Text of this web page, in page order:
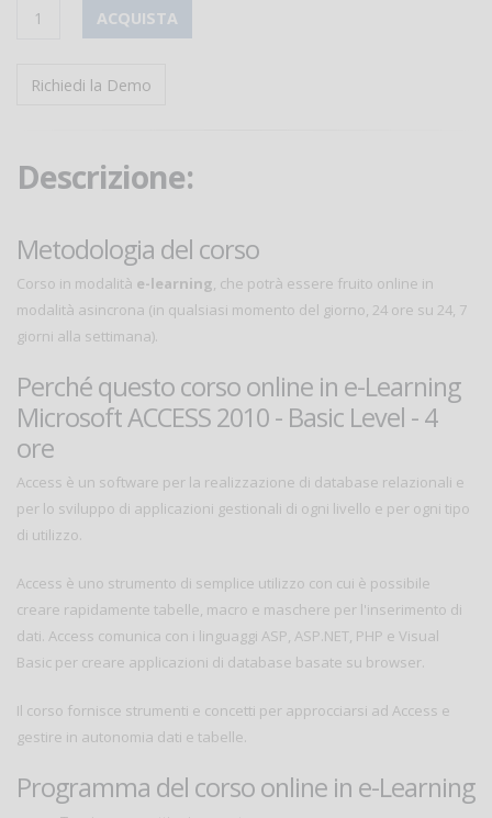
ACQUISTA
Richiedi la Demo
Descrizione:
Metodologia del corso
Corso in modalità e-learning, che potrà essere fruito online in
modalità asincrona (in qualsiasi momento del giorno, 24 ore su 24, 7
giorni alla settimana).
Perché questo corso online in e-Learning
Microsoft ACCESS 2010 - Basic Level - 4
ore
Access è un software per la realizzazione di database relazionali e
per lo sviluppo di applicazioni gestionali di ogni livello e per ogni tipo
di utilizzo.
Access è uno strumento di semplice utilizzo con cui è possibile
creare rapidamente tabelle, macro e maschere per l'inserimento di
dati. Access comunica con i linguaggi ASP, ASP.NET, PHP e Visual
Basic per creare applicazioni di database basate su browser.
Il corso fornisce strumenti e concetti per approcciarsi ad Access e
gestire in autonomia dati e tabelle.
Programma del corso online in e-Learning